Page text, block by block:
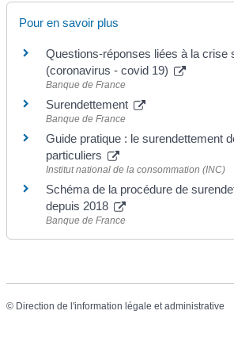
Pour en savoir plus
Questions-réponses liées à la crise
(coronavirus - covid 19)
Banque de France
Surendettement
Banque de France
Guide pratique : le surendettement
particuliers
Institut national de la consommation (INC)
Schéma de la procédure de
depuis 2018
Banque de France
© Direction de l'information légale et administrative